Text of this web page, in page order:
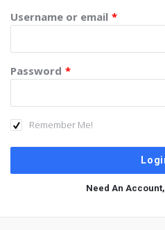
Username or email *
Password *
Remember Me!
Need An Account,